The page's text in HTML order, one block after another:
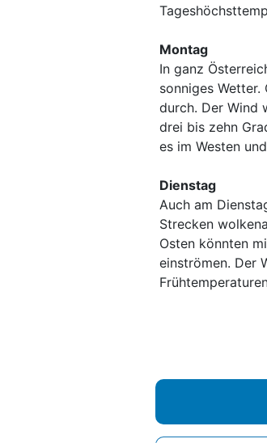
Montag
In ganz
sonniges
durch. Der Wind
drei bis zehn
es im Westen
Dienstag
Auch am
Strecken
Osten könnten
einströmen. Der